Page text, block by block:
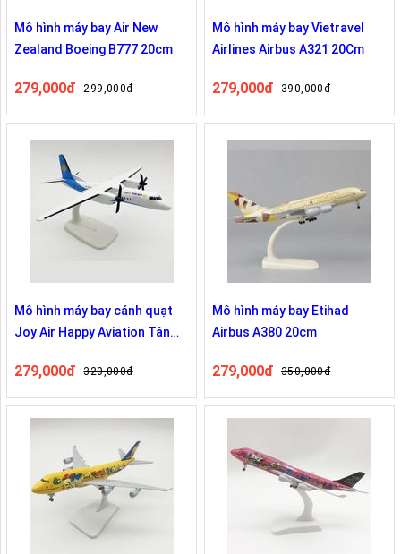
Mô hình máy bay Air New
Zealand Boeing B777 20cm
279,000đ 299,000đ
Mô hình máy bay Vietravel
Airlines Airbus A321 20Cm
279,000đ 390,000đ
Mô hình máy bay cánh quạt
Joy Air Happy Aviation Tân
279,000đ 320,000đ
Mô hình máy bay Etihad
Airbus A380 20cm
279,000đ 350,000đ